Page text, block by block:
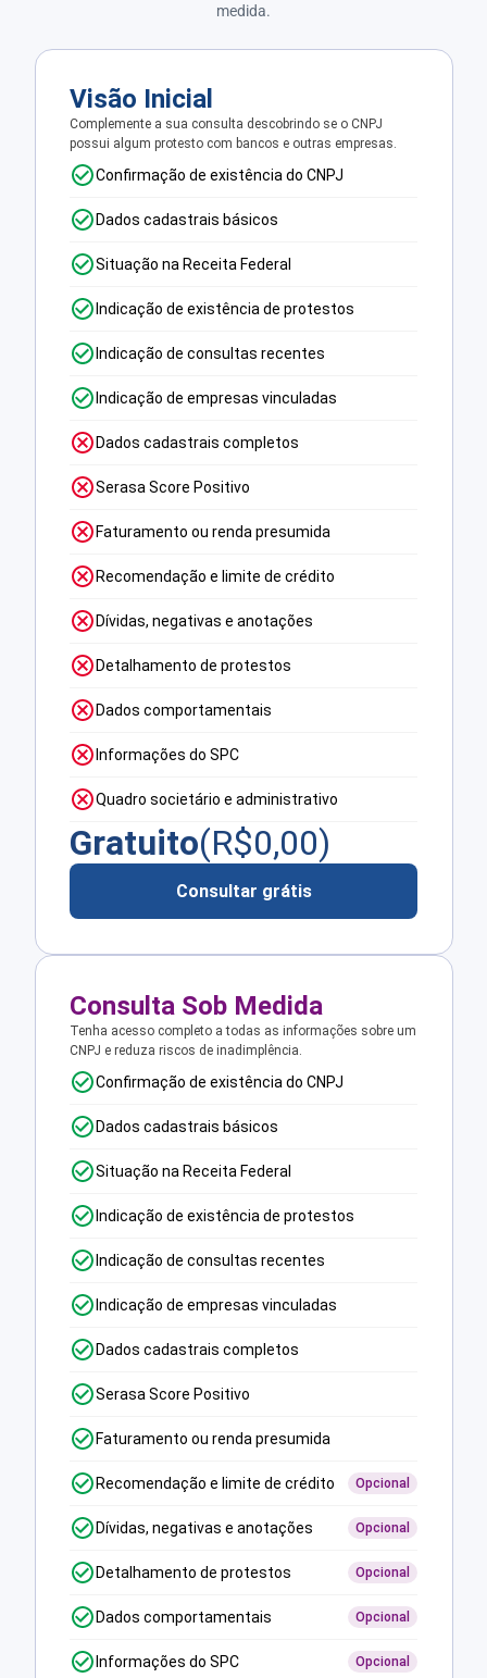
medida.
Visão Inicial
Complemente a sua consulta descobrindo se o CNPJ
possui algum protesto com bancos e outras empresas.
Confirmação de existência do CNPJ
Dados cadastrais básicos
Situação na Receita Federal
Indicação de existência de protestos
Indicação de consultas recentes
Indicação de empresas vinculadas
Dados cadastrais completos
Serasa Score Positivo
Faturamento ou renda presumida
Recomendação e limite de crédito
Dívidas, negativas e anotações
Detalhamento de protestos
Dados comportamentais
Informações do SPC
Quadro societário e administrativo
Gratuito(R$0,00)
Consultar grátis
Consulta Sob Medida
Tenha acesso completo a todas as informações sobre um
CNPJ e reduza riscos de inadimplência.
Confirmação de existência do CNPJ
Dados cadastrais básicos
Situação na Receita Federal
Indicação de existência de protestos
Indicação de consultas recentes
Indicação de empresas vinculadas
Dados cadastrais completos
Serasa Score Positivo
Faturamento ou renda presumida
Recomendação e limite de crédito Opcional
Dívidas, negativas e anotações Opcional
Detalhamento de protestos Opcional
Dados comportamentais Opcional
Informações do SPC Opcional